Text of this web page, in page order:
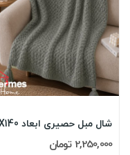
2,250,000 تومان